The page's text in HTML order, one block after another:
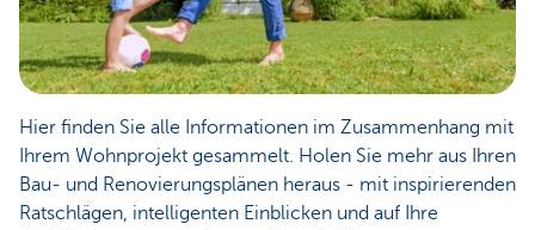
Hier finden Sie alle Informationen im Zusammenhang mit
Ihrem Wohnprojekt gesammelt. Holen Sie mehr aus Ihren
Bau- und Renovierungsplänen heraus - mit inspirierenden
Ratschlägen, intelligenten Einblicken und auf Ihre